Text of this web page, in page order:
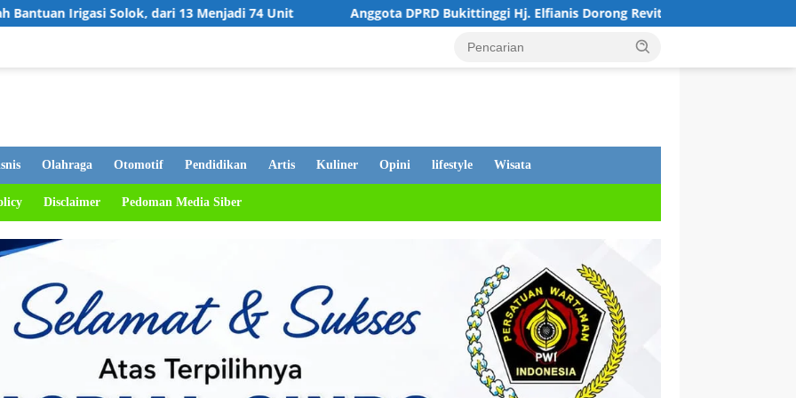
13 Menjadi 74 Unit Anggota DPRD Bukittinggi Hj. Elfianis Dorong Revitalisasi Sekolah dan Perjuangkan
Olahraga Otomotif Pendidikan Artis Kuliner Opini lifestyle Wisata
Disclaimer Pedoman Media Siber